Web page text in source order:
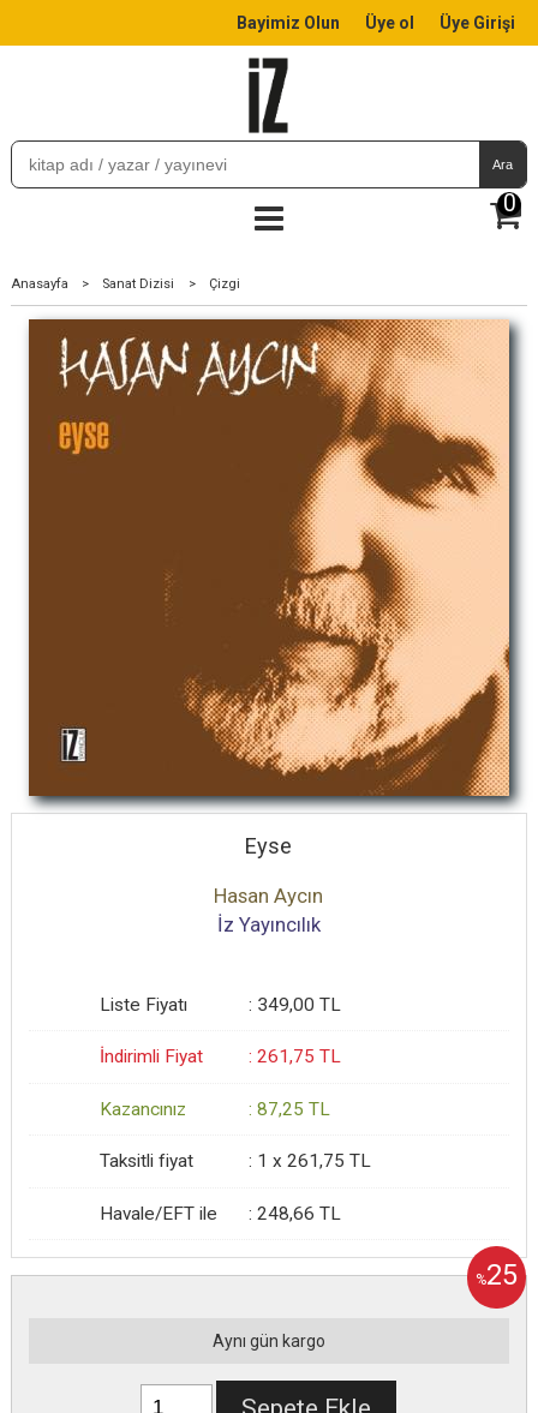
Bayimiz Olun Üye ol Üye Girişi
Ara
0
Anasayfa > Sanat Dizisi > Çizgi
Eyse
Hasan Aycın
İz Yayıncılık
Liste Fiyatı : 349,00 TL
İndirimli Fiyat :261,75 TL
Kazancınız :87,25 TL
Taksitli fiyat : 1 x261,75 TL
Havale/EFT ile :248,66 TL
%25
Aynı gün kargo